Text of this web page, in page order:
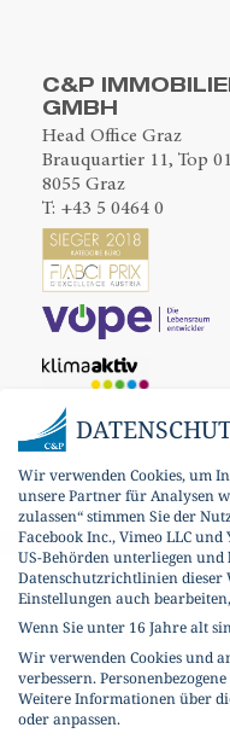
C&P
GMBH
Head Office Graz
Brauquartier 11, Top 01
8055 Graz
T: +43 5 0464 0
Wir verwenden Cookies, um
unsere Partner für Analysen
zulassen“ stimmen Sie der
Facebook Inc., Vimeo LLC
US-Behörden unterliegen und
Datenschutzrichtlinien dieser
Einstellungen auch
Wenn Sie unter 16 Jahre alt
Wir verwenden Cookies und
verbessern.
Weitere Informationen über
oder anpassen.